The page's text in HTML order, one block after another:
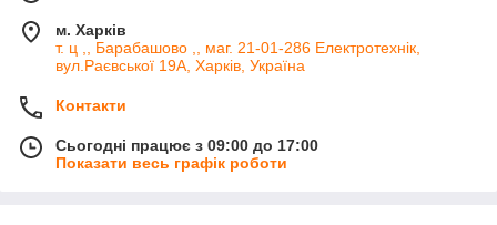
м. Харків
т. ц ,, Барабашово ,, маг. 21-01-286 Електротехнік,
вул.Раєвської 19А, Харків, Україна
Контакти
Сьогодні працює з 09:00 до 17:00
Показати весь графік роботи